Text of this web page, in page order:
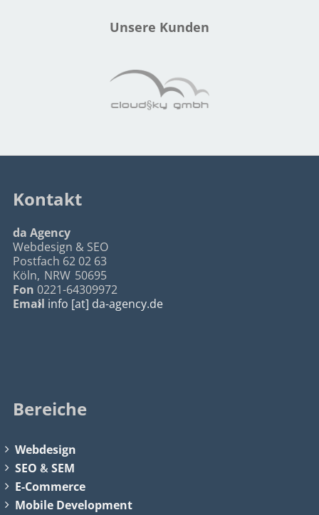
Unsere Kunden
Kontakt
da Agency
Webdesign & SEO
Postfach 62 02 63
Köln, NRW 50695
Fon 0221-64309972
Email info [at] da-agency.de
Bereiche
Webdesign
SEO &SEM
E-Commerce
Mobile Development